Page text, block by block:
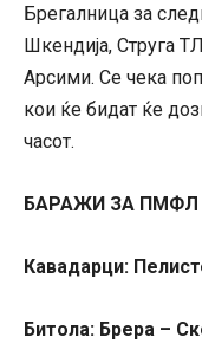
Брегалница за
Шкендија, Струга
Арсими. Се чека
кои ќе бидат ќе
часот.
БАРАЖИ ЗА ПМФЛ
Кавадарци:
Битола: Брера –